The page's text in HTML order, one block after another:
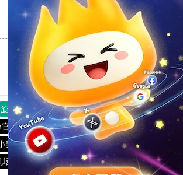
反对[0]
旋风加速度器 外网网址导航
软件中心
官网 旋风加速下载
安易加速器
美加速器
纸飞机加速器永久免费版
场. com
快鸭加速器app下载免费